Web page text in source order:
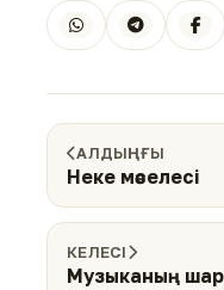
АЛДЫҢҒЫ
Неке мәселесі
КЕЛЕСІ
Музыканың